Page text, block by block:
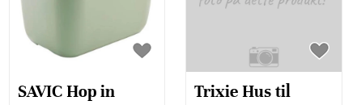
SAVIC Hop in
Trixie Hus til